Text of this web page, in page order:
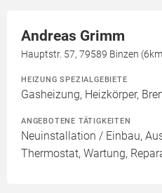
Andreas Grimm
Hauptstr. 57, 79589 Binzen
HEIZUNG SPEZIALGEBIETE
Gasheizung, Heizkörper,
ANGEBOTENE TÄTIGKEITEN
Neuinstallation / Einbau,
Thermostat, Wartung,